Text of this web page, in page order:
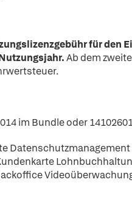
für den
Ab dem
im Bundle oder